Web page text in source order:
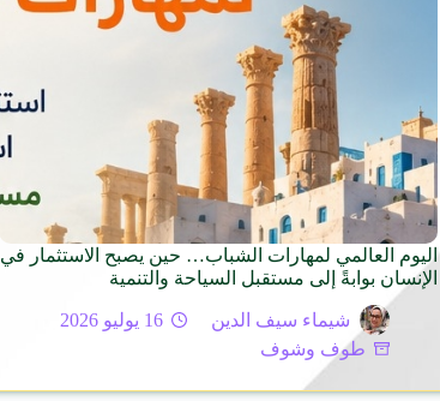
اليوم العالمي لمهارات الشباب… حين يصبح الاستثمار في
الإنسان بوابةً إلى مستقبل السياحة والتنمية
شيماء سيف الدين
16 يوليو 2026
طوف وشوف